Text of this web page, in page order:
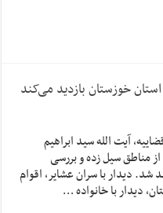
خوزستان بازدید می‌کند
آیت الله سید ابراهیم
بازدید از مناطق سیل زده و بررسی
دیدار با سران عشایر، اقوام
دیدار با خانواده …